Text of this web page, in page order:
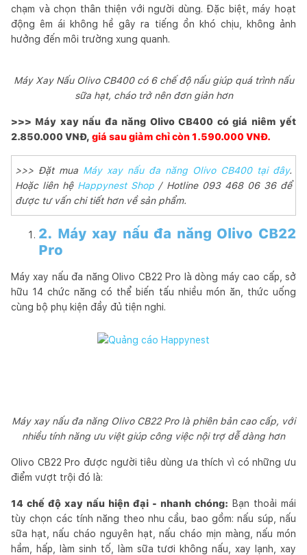
chạm và chọn thân thiện với người dùng. Đặc biệt, máy hoạt
động êm ái không hề gây ra tiếng ồn khó chịu, không ảnh
hưởng đến môi trường xung quanh.
Máy Xay Nấu Olivo CB400 có 6 chế độ nấu giúp quá trình nấu
sữa hạt, cháo trở nên đơn giản hơn
>>> Máy xay nấu đa năng Olivo CB400 có giá niêm yết
2.850.000 VNĐ, giá sau giảm chỉ còn 1.590.000 VNĐ.
>>> Đặt mua Máy xay nấu đa năng Olivo CB400 tại đây.
Hoặc liên hệ Happynest Shop / Hotline 093 468 06 36 để
được tư vấn chi tiết hơn về sản phẩm.
2. Máy xay nấu đa năng Olivo CB22
Pro
Máy xay nấu đa năng Olivo CB22 Pro là dòng máy cao cấp, sở
hữu 14 chức năng có thể biến tấu nhiều món ăn, thức uống
cùng bộ phụ kiện đầy đủ tiện nghi.
Máy xay nấu đa năng Olivo CB22 Pro là phiên bản cao cấp, với
nhiều tính năng ưu việt giúp công việc nội trợ dễ dàng hơn
Olivo CB22 Pro được người tiêu dùng ưa thích vì có những ưu
điểm vượt trội đó là:
14 chế độ xay nấu hiện đại - nhanh chóng: Bạn thoải mái
tùy chọn các tính năng theo nhu cầu, bao gồm: nấu súp, nấu
sữa hạt, nấu cháo nguyên hạt, nấu cháo mịn màng, nấu món
hầm, hấp, làm sinh tố, làm sữa tươi không nấu, xay lạnh, xay